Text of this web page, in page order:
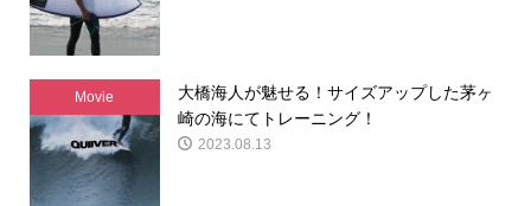
Movie
大橋海人が魅せる！サイズアップした茅ヶ
崎の海にてトレーニング！
2023.08.13